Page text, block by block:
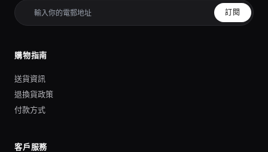
訂閱
購物指南
送貨資訊
退換貨政策
付款方式
客戶服務